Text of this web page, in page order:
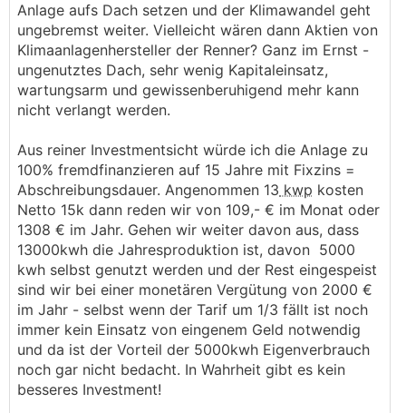
Anlage aufs Dach setzen und der Klimawandel geht
ungebremst weiter. Vielleicht wären dann Aktien von
Klimaanlagenhersteller der Renner? Ganz im Ernst -
ungenutztes Dach, sehr wenig Kapitaleinsatz,
wartungsarm und gewissenberuhigend mehr kann
nicht verlangt werden.
Aus reiner Investmentsicht würde ich die Anlage zu
100% fremdfinanzieren auf 15 Jahre mit Fixzins =
Abschreibungsdauer. Angenommen 13 kwp kosten
Netto 15k dann reden wir von 109,- € im Monat oder
1308 € im Jahr. Gehen wir weiter davon aus, dass
13000kwh die Jahresproduktion ist, davon 5000
kwh selbst genutzt werden und der Rest eingespeist
sind wir bei einer monetären Vergütung von 2000 €
im Jahr - selbst wenn der Tarif um 1/3 fällt ist noch
immer kein Einsatz von eingenem Geld notwendig
und da ist der Vorteil der 5000kwh Eigenverbrauch
noch gar nicht bedacht. In Wahrheit gibt es kein
besseres Investment!